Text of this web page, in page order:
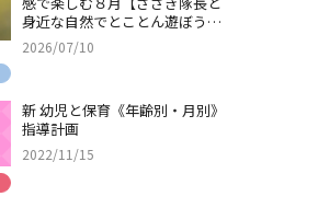
身近な自然でとことん遊ぼう！
＃32】
2026/07/10
新 幼児と保育《年齢別・月別》
指導計画
2022/11/15